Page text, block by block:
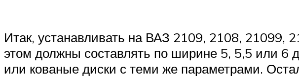
Итак, устанавливать на ВАЗ 2109, 2108, 21099,
этом должны составлять по ширине 5, 5,5 или
или кованые диски с теми же параметрами.